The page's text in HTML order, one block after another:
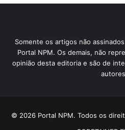
Somente os artigos não
Portal NPM. Os demais, não
opinião desta editoria e são de
© 2026 Portal NPM. Todos os